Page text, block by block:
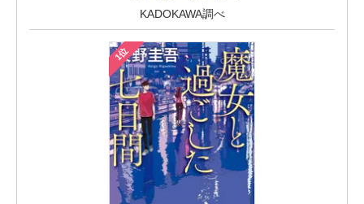
KADOKAWA調べ
1位